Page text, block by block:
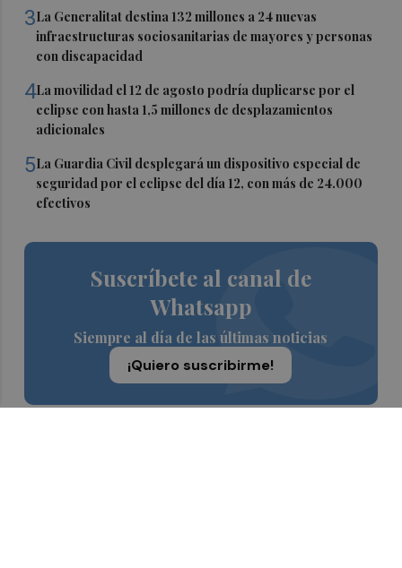
3La Generalitat destina 132 millones a 24 nuevas
infraestructuras sociosanitarias de mayores y personas
con discapacidad
4La movilidad el 12 de agosto podría duplicarse por el
eclipse con hasta 1,5 millones de desplazamientos
adicionales
5La Guardia Civil desplegará un dispositivo especial de
seguridad por el eclipse del día 12, con más de 24.000
efectivos
Suscríbete al canal de
Whatsapp
Siempre al día de las últimas noticias
¡Quiero suscribirme!